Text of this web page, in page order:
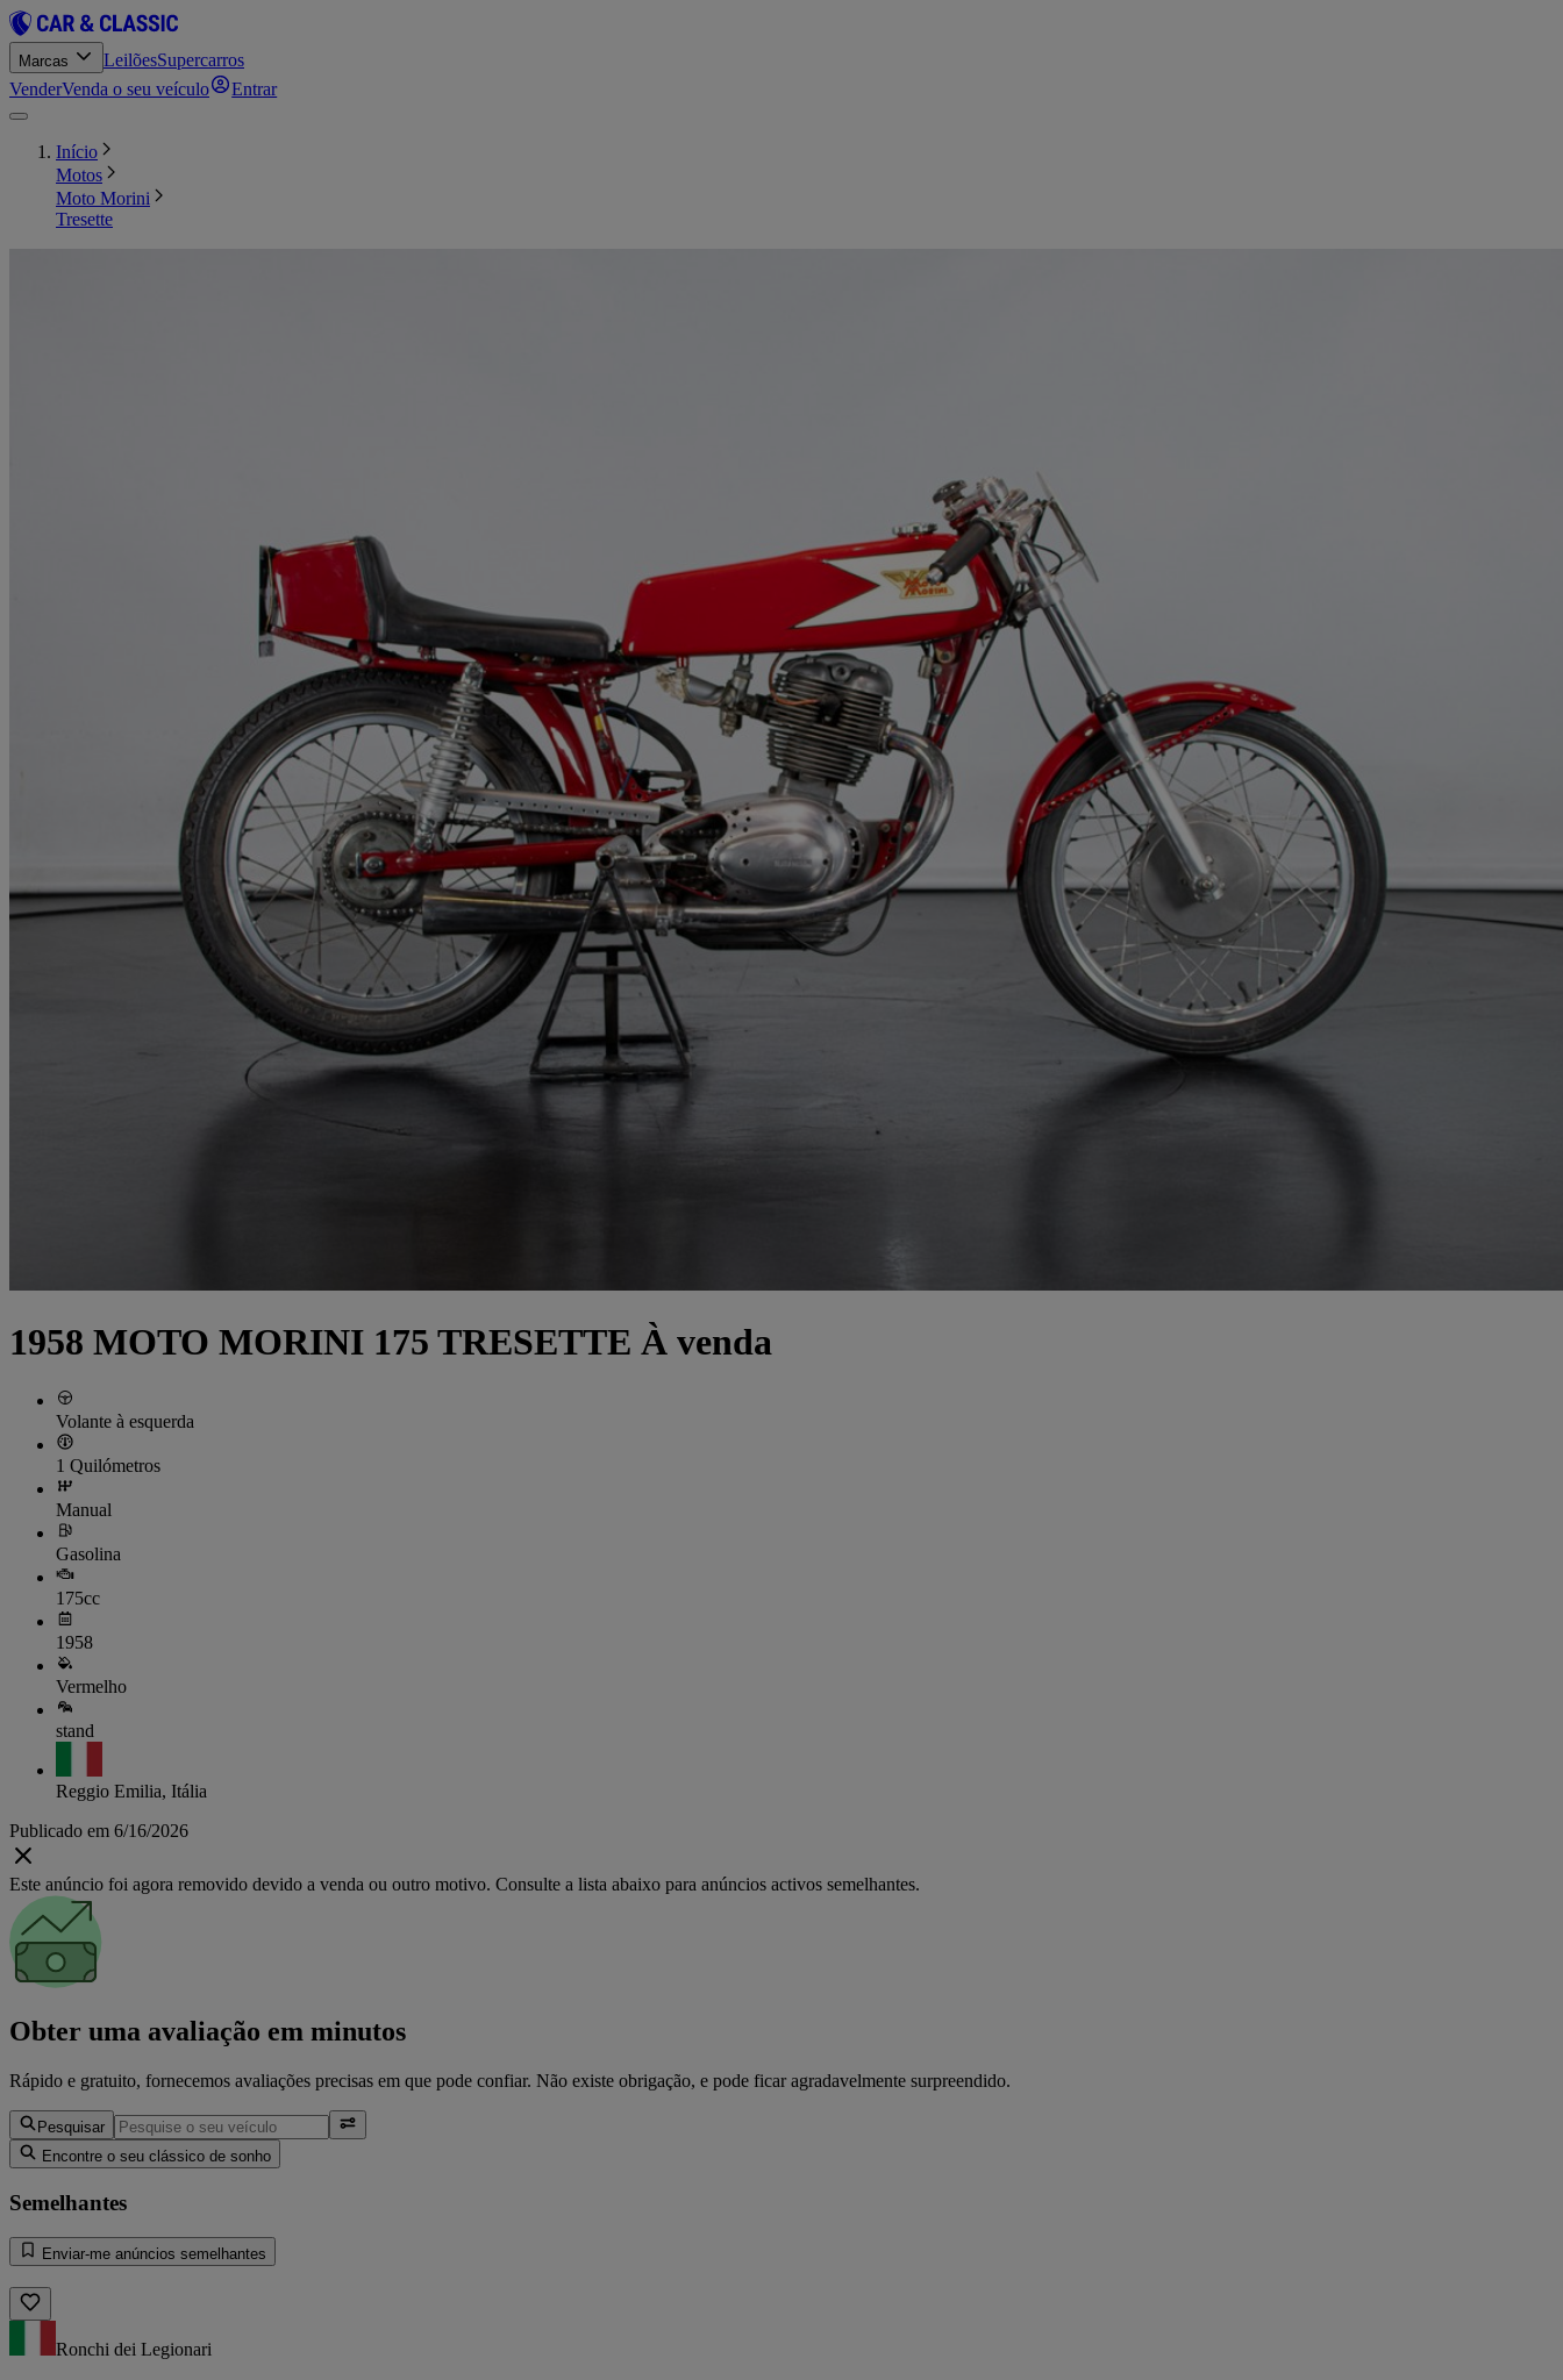
Marcas LeilõesSupercarros
VenderVenda o seu veículo Entrar
Início
Motos
Moto Morini
Tresette
1958 MOTO MORINI 175 TRESETTE À venda
Volante à esquerda
1 Quilómetros
Manual
Gasolina
175cc
1958
Vermelho
stand
Reggio Emilia, Itália
Publicado em 6/16/2026
Este anúncio foi agora removido devido a venda ou outro motivo. Consulte a lista abaixo para anúncios activos semelhantes.
Obter uma avaliação em minutos
Rápido e gratuito, fornecemos avaliações precisas em que pode confiar. Não existe obrigação, e pode ficar agradavelmente surpreendido.
Pesquisar
Encontre o seu clássico de sonho
Semelhantes
Enviar-me anúncios semelhantes
Ronchi dei Legionari